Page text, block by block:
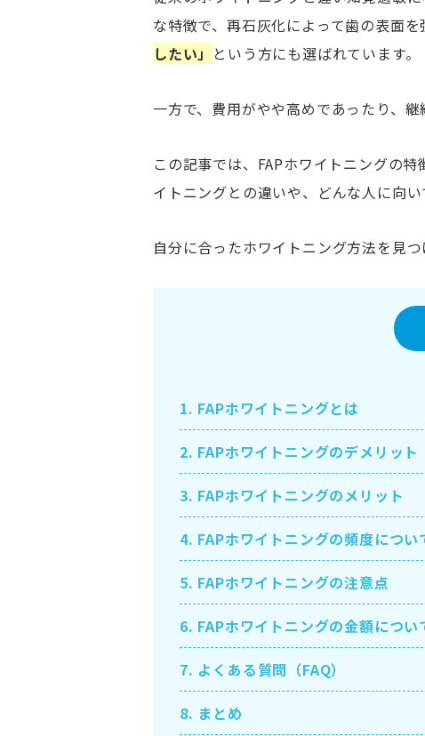
な特徴で、再石灰化によって歯の表面を
したい」 という方にも選ばれています。
一方で、費用がやや高めであったり、
この記事では、FAPホワイトニングの
イトニングとの違いや、どんな人に向
自分に合ったホワイトニング方法を見つ
1. FAPホワイトニングとは
2. FAPホワイトニングのデメリット
3. FAPホワイトニングのメリット
4. FAPホワイトニングの頻度につい
5. FAPホワイトニングの注意点
6. FAPホワイトニングの金額につい
7. よくある質問（FAQ）
8. まとめ